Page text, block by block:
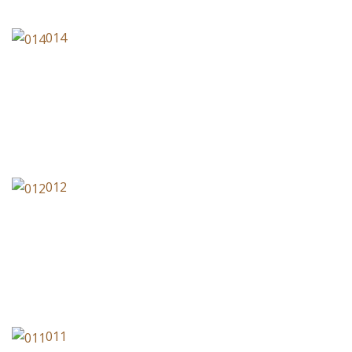
014
012
011